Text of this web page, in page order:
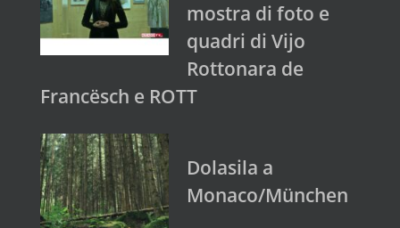
mostra di foto e
quadri di Vijo
Rottonara de
Francësch e ROTT
Dolasila a
Monaco/München